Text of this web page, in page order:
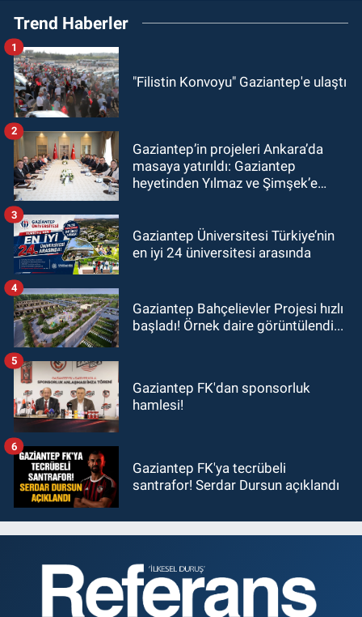
Trend Haberler
"Filistin Konvoyu" Gaziantep'e ulaştı
1
Gaziantep’in projeleri Ankara’da
masaya yatırıldı: Gaziantep
heyetinden Yılmaz ve Şimşek’e
2
Gaziantep Üniversitesi Türkiye’nin
en iyi 24 üniversitesi arasında
3
Gaziantep Bahçelievler Projesi hızlı
başladı! Örnek daire görüntülendi...
4
Gaziantep FK'dan sponsorluk
hamlesi!
5
Gaziantep FK'ya tecrübeli
santrafor! Serdar Dursun açıklandı
6